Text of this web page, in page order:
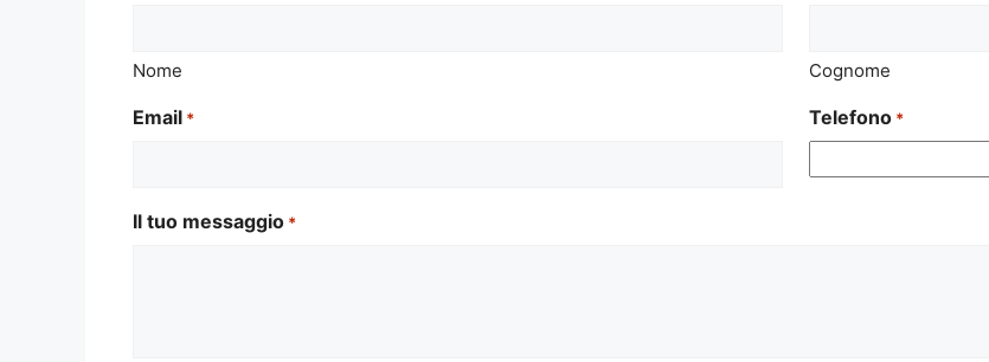
Nome Cognome
Email * Telefono *
Il tuo messaggio *